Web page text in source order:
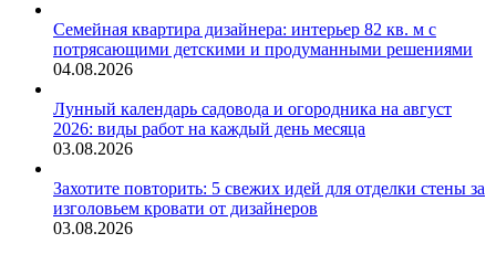
Семейная квартира дизайнера: интерьер 82 кв. м с
потрясающими детскими и продуманными решениями
04.08.2026
Лунный календарь садовода и огородника на август
2026: виды работ на каждый день месяца
03.08.2026
Захотите повторить: 5 свежих идей для отделки стены за
изголовьем кровати от дизайнеров
03.08.2026